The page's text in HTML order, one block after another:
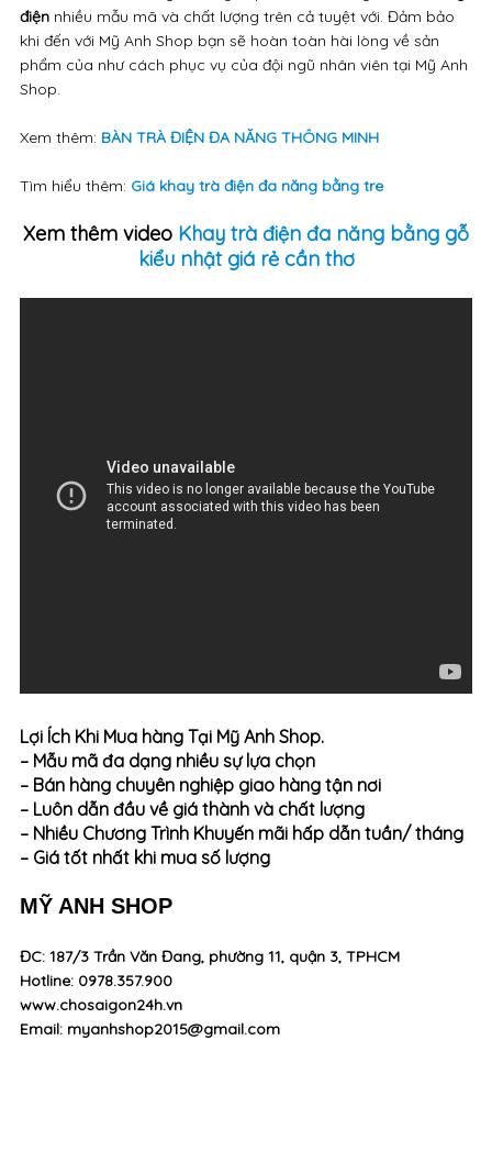
điệnnhiều mẫu mã và chất lượng trên cả tuyệt với. Đảm bảo
khi đến với Mỹ Anh Shop bạn sẽ hoàn toàn hài lòng về sản
phẩm của như cách phục vụ của đội ngũ nhân viên tại Mỹ Anh
Shop.
Xem thêm: BÀN TRÀ ĐIỆN ĐA NĂNG THÔNG MINH
Tìm hiểu thêm: Giá khay trà điện đa năng bằng tre
Xem thêm video Khay trà điện đa năng bằng gỗ
kiểu nhật giá rẻ cần thơ
Lợi Ích Khi Mua hàng Tại Mỹ Anh Shop.
– Mẫu mã đa dạng nhiều sự lựa chọn
– Bán hàng chuyên nghiệp giao hàng tận nơi
– Luôn dẫn đầu về giá thành và chất lượng
– Nhiều Chương Trình Khuyến mãi hấp dẫn tuần/ tháng
– Giá tốt nhất khi mua số lượng
MỸ ANH SHOP
ĐC: 187/3 Trần Văn Đang, phường 11, quận 3, TPHCM
Hotline: 0978.357.900
www.chosaigon24h.vn
Email: myanhshop2015@gmail.com